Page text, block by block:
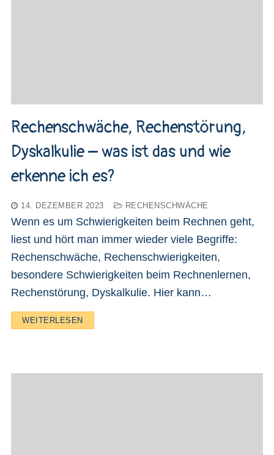
Rechenschwäche, Rechenstörung,
Dyskalkulie – was ist das und wie
erkenne ich es?
14. DEZEMBER 2023 RECHENSCHWÄCHE
Wenn es um Schwierigkeiten beim Rechnen geht,
liest und hört man immer wieder viele Begriffe:
Rechenschwäche, Rechenschwierigkeiten,
besondere Schwierigkeiten beim Rechnenlernen,
Rechenstörung, Dyskalkulie. Hier kann…
WEITERLESEN